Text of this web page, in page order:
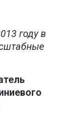
году в